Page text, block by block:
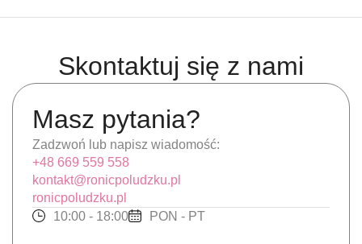
Skontaktuj się z nami
Masz pytania?
Zadzwoń lub napisz wiadomość:
+48 669 559 558
kontakt@ronicpoludzku.pl
ronicpoludzku.pl
10:00 - 18:00
PON - PT